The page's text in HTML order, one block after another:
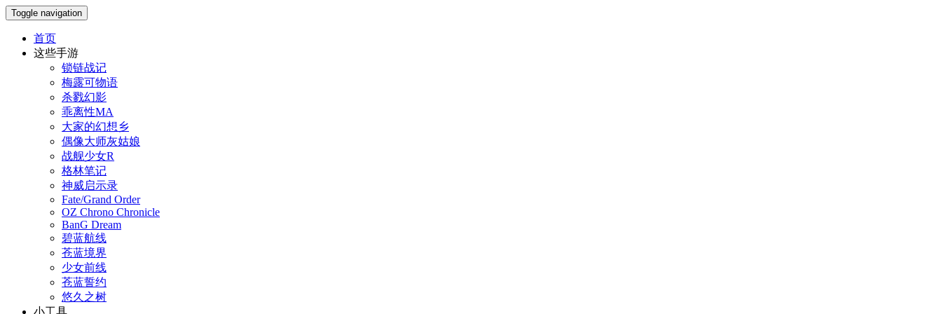
Toggle navigation
首页
这些手游
锁链战记
梅露可物语
杀戮幻影
乖离性MA
大家的幻想乡
偶像大师灰姑娘
战舰少女R
格林笔记
神威启示录
Fate/Grand Order
OZ Chrono Chronicle
BanG Dream
碧蓝航线
苍蓝境界
少女前线
苍蓝誓约
悠久之树
小工具